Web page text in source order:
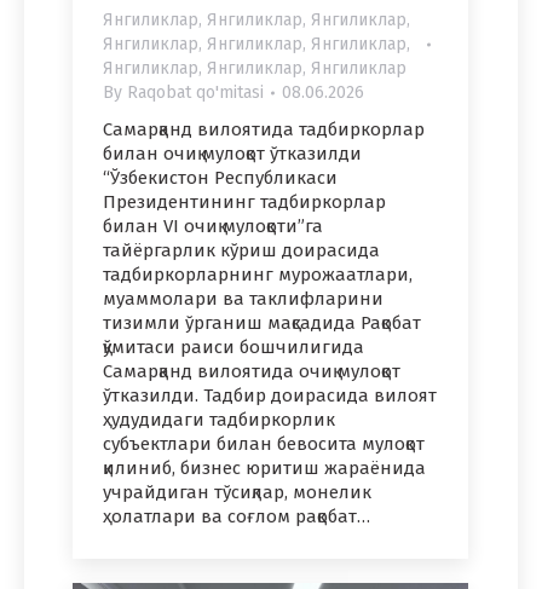
Янгиликлар, Янгиликлар, Янгиликлар,
Янгиликлар, Янгиликлар, Янгиликлар,
Янгиликлар, Янгиликлар, Янгиликлар
By Raqobat qo'mitasi 08.06.2026
Самарқанд вилоятида тадбиркорлар
билан очиқ мулоқот ўтказилди
“Ўзбекистон Республикаси
Президентининг тадбиркорлар
билан VI очиқ мулоқоти”га
тайёргарлик кўриш доирасида
тадбиркорларнинг мурожаатлари,
муаммолари ва таклифларини
тизимли ўрганиш мақсадида Рақобат
қўмитаси раиси бошчилигида
Самарқанд вилоятида очиқ мулоқот
ўтказилди. Тадбир доирасида вилоят
ҳудудидаги тадбиркорлик
субъектлари билан бевосита мулоқот
қилиниб, бизнес юритиш жараёнида
учрайдиган тўсиқлар, монелик
ҳолатлари ва соғлом рақобат…